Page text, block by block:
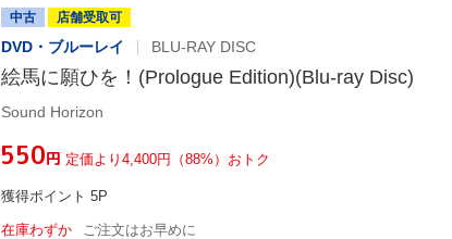
中古 店舗受取可
DVD・ブルーレイ BLU-RAY DISC
絵馬に願ひを！(Prologue Edition)(Blu-ray Disc)
Sound Horizon
¥550円 定価より4,400円（88%）おトク
獲得ポイント 5P
在庫わずか
ご注文はお早めに